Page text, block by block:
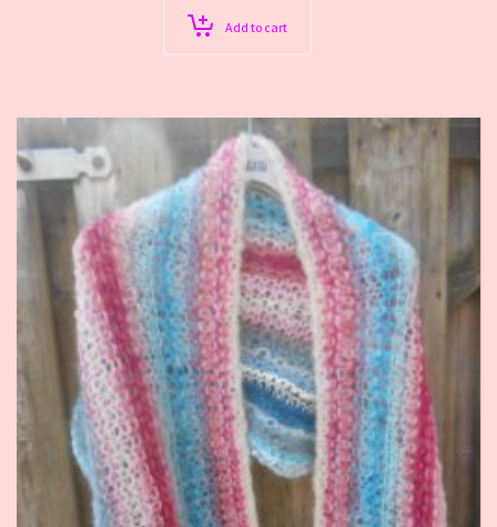
Add to cart